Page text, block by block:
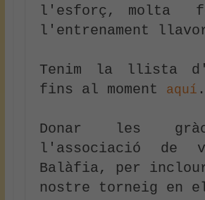
l'esforç, molta
l'entrenament
Tenim la llista
fins al moment
aquí .
Donar les
l'associació de
Balàfia, per
nostre torneig en